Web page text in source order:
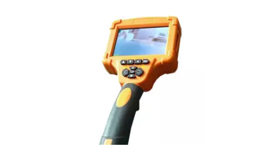
Увеличение 4 раза, поворот на 360°
Диаметр корпуса камеры